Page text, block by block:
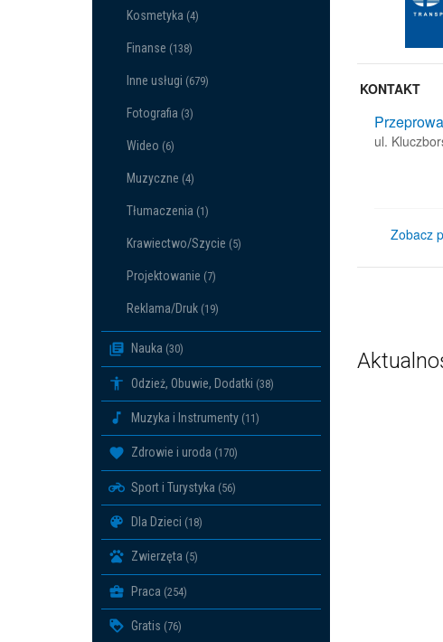
Kosmetyka (4)
Finanse (138)
Inne usługi (679)
Fotografia (3)
Wideo (6)
Muzyczne (4)
Tłumaczenia (1)
Krawiectwo/Szycie (5)
Projektowanie (7)
Reklama/Druk (19)
Nauka (30)
Odzież, Obuwie, Dodatki (38)
Muzyka i Instrumenty (11)
Zdrowie i uroda (170)
Sport i Turystyka (56)
Dla Dzieci (18)
Zwierzęta (5)
Praca (254)
Gratis (76)
KONTAKT
ul.
Zobacz